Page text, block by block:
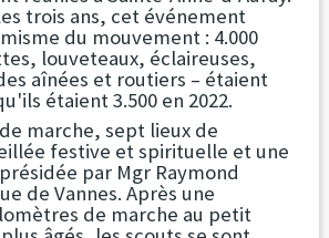
trois ans, cet événement
du mouvement : 4.000
louveteaux, éclaireuses,
aînées et routiers – étaient
étaient 3.500 en 2022.
marche, sept lieux de
festive et spirituelle et une
par Mgr Raymond
de Vannes. Après une
de marche au petit